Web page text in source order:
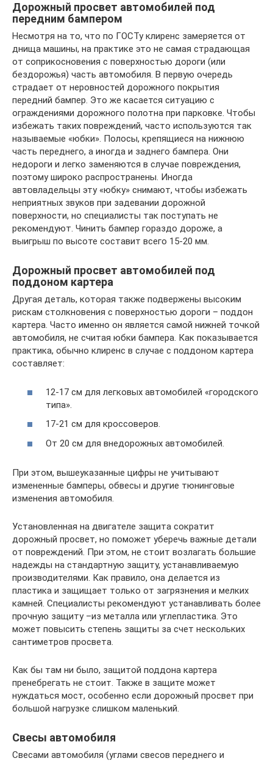
Дорожный просвет автомобилей под
передним бампером
Несмотря на то, что по ГОСТу клиренс замеряется от
днища машины, на практике это не самая страдающая
от соприкосновения с поверхностью дороги (или
бездорожья) часть автомобиля. В первую очередь
страдает от неровностей дорожного покрытия
передний бампер. Это же касается ситуацию с
ограждениями дорожного полотна при парковке. Чтобы
избежать таких повреждений, часто используются так
называемые «юбки». Полосы, крепящиеся на нижнюю
часть переднего, а иногда и заднего бампера. Они
недороги и легко заменяются в случае повреждения,
поэтому широко распространены. Иногда
автовладельцы эту «юбку» снимают, чтобы избежать
неприятных звуков при задевании дорожной
поверхности, но специалисты так поступать не
рекомендуют. Чинить бампер гораздо дороже, а
выигрыш по высоте составит всего 15-20 мм.
Дорожный просвет автомобилей под
поддоном картера
Другая деталь, которая также подвержены высоким
рискам столкновения с поверхностью дороги – поддон
картера. Часто именно он является самой нижней точкой
автомобиля, не считая юбки бампера. Как показывается
практика, обычно клиренс в случае с поддоном картера
составляет:
12-17 см для легковых автомобилей «городского
типа».
17-21 см для кроссоверов.
От 20 см для внедорожных автомобилей.
При этом, вышеуказанные цифры не учитывают
измененные бамперы, обвесы и другие тюнинговые
изменения автомобиля.
Установленная на двигателе защита сократит
дорожный просвет, но поможет уберечь важные детали
от повреждений. При этом, не стоит возлагать большие
надежды на стандартную защиту, устанавливаемую
производителями. Как правило, она делается из
пластика и защищает только от загрязнения и мелких
камней. Специалисты рекомендуют устанавливать более
прочную защиту –из металла или углепластика. Это
может повысить степень защиты за счет нескольких
сантиметров просвета.
Как бы там ни было, защитой поддона картера
пренебрегать не стоит. Также в защите может
нуждаться мост, особенно если дорожный просвет при
большой нагрузке слишком маленький.
Свесы автомобиля
Свесами автомобиля (углами свесов переднего и